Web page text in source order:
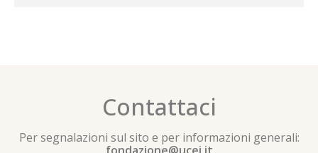
Contattaci
Per segnalazioni sul sito e per informazioni generali: